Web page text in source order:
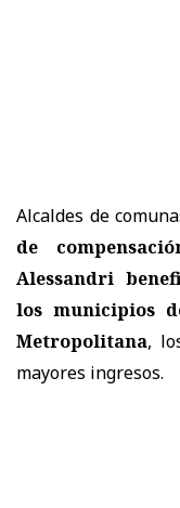
Alcaldes de
de
Alessandri
los municipios
Metropolitana,
mayores ingresos.